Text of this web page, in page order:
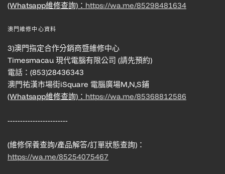
(Whatsapp維修查詢)： https://wa.me/85298481634
澳門維修中心資料
3)澳門指定合作分銷商暨維修中心
Timesmacau 現代電腦有限公司 (請先預約)
電話：(853)28436343
澳門祐漢市場街iSquare 電腦廣場M,N,S鋪
(Whatsapp維修查詢)： https://wa.me/85368812586
------------------------
(維修保養查詢/產品解答/訂單狀態查詢)：
https://wa.me/85254075467